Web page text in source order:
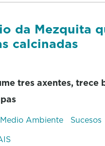
da Mezquita
calcinadas
tres axentes, trece
Medio Ambiente Sucesos